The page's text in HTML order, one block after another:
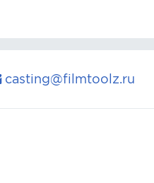
casting@filmtoolz.ru